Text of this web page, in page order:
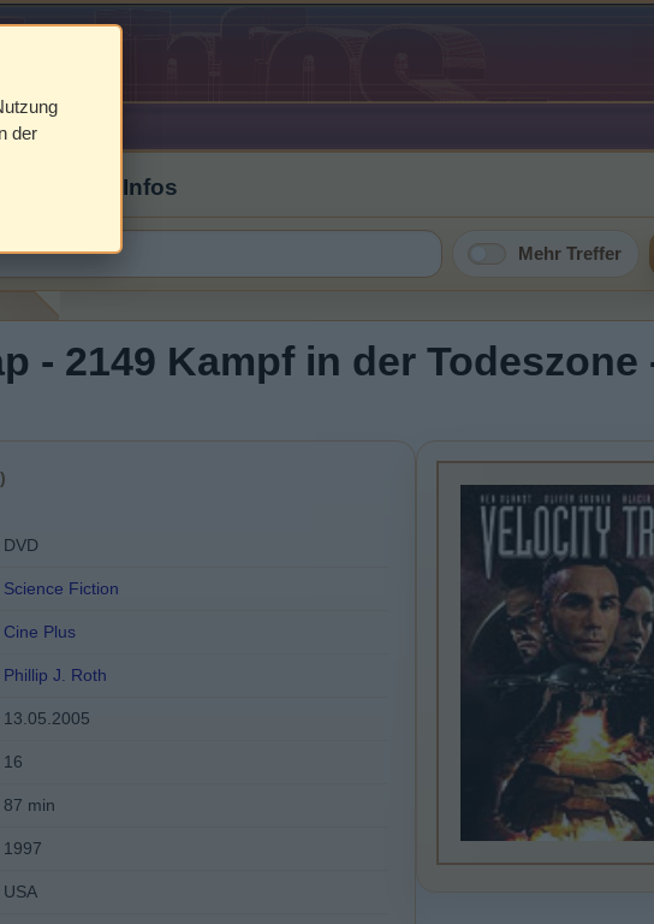
& DVD Infos
Mehr Treffer
- 2149 Kampf in der Todeszone
DVD
Science Fiction
Cine Plus
Phillip J. Roth
13.05.2005
16
87 min
1997
USA
der